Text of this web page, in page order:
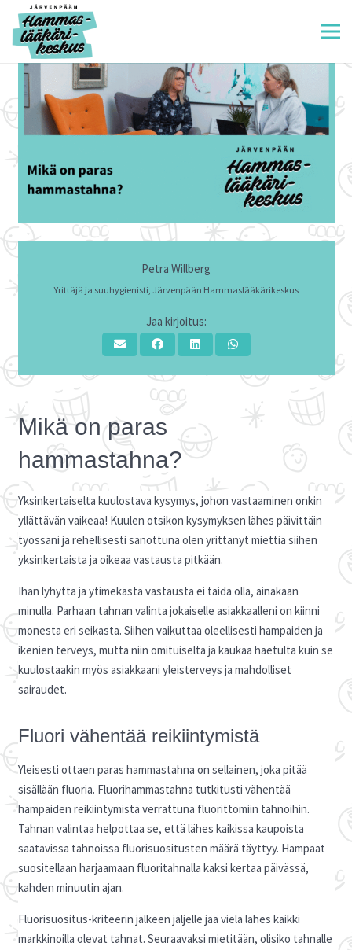
Petra Willberg
Yrittäjä ja suuhygienisti, Järvenpään Hammaslääkärikeskus
Jaa kirjoitus:
Mikä on paras
hammastahna?
Yksinkertaiselta kuulostava kysymys, johon vastaaminen onkin
yllättävän vaikeaa! Kuulen otsikon kysymyksen lähes päivittäin
työssäni ja rehellisesti sanottuna olen yrittänyt miettiä siihen
yksinkertaista ja oikeaa vastausta pitkään.
Ihan lyhyttä ja ytimekästä vastausta ei taida olla, ainakaan
minulla. Parhaan tahnan valinta jokaiselle asiakkaalleni on kiinni
monesta eri seikasta. Siihen vaikuttaa oleellisesti hampaiden ja
ikenien terveys, mutta niin omituiselta ja kaukaa haetulta kuin se
kuulostaakin myös asiakkaani yleisterveys ja mahdolliset
sairaudet.
Fluori vähentää reikiintymistä
Yleisesti ottaen paras hammastahna on sellainen, joka pitää
sisällään fluoria. Fluorihammastahna tutkitusti vähentää
hampaiden reikiintymistä verrattuna fluorittomiin tahnoihin.
Tahnan valintaa helpottaa se, että lähes kaikissa kaupoista
saatavissa tahnoissa fluorisuositusten määrä täyttyy. Hampaat
suositellaan harjaamaan fluoritahnalla kaksi kertaa päivässä,
kahden minuutin ajan.
Fluorisuositus-kriteerin jälkeen jäljelle jää vielä lähes kaikki
markkinoilla olevat tahnat. Seuraavaksi mietitään, olisiko tahnalle